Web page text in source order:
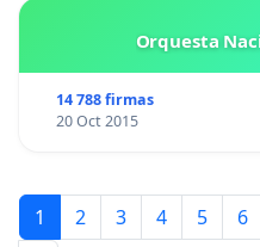
Orquesta
14 788 firmas
20 Oct 2015
1 2 3 4 5 6